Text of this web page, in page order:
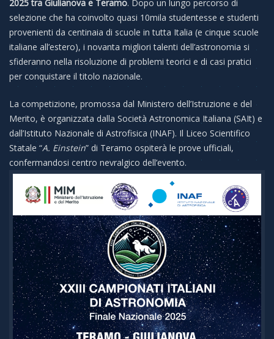
2025 tra Giulianova e Teramo. Dopo un lungo percorso di
selezione che ha coinvolto quasi 10mila studentesse e studenti
provenienti da centinaia di scuole in tutta Italia (e cinque scuole
italiane all’estero), i novanta migliori talenti dell’astronomia si
sfideranno nella risoluzione di problemi teorici e di casi pratici
per conquistare il titolo nazionale.
La competizione, promossa dal Ministero dell’Istruzione e del
Merito, è organizzata dalla Società Astronomica Italiana (SAIt) e
dall’Istituto Nazionale di Astrofisica (INAF). Il Liceo Scientifico
Statale “A. Einstein” di Teramo ospiterà le prove ufficiali,
confermandosi centro nevralgico dell’evento.